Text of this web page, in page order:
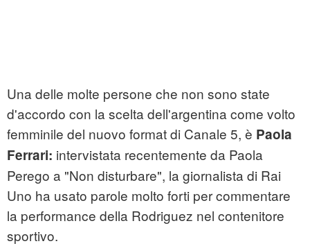
Una delle molte persone che non sono state
d'accordo con la scelta dell'argentina come volto
femminile del nuovo format di Canale 5, è Paola
Ferrari: intervistata recentemente da Paola
Perego a "Non disturbare", la giornalista di Rai
Uno ha usato parole molto forti per commentare
la performance della Rodriguez nel contenitore
sportivo.